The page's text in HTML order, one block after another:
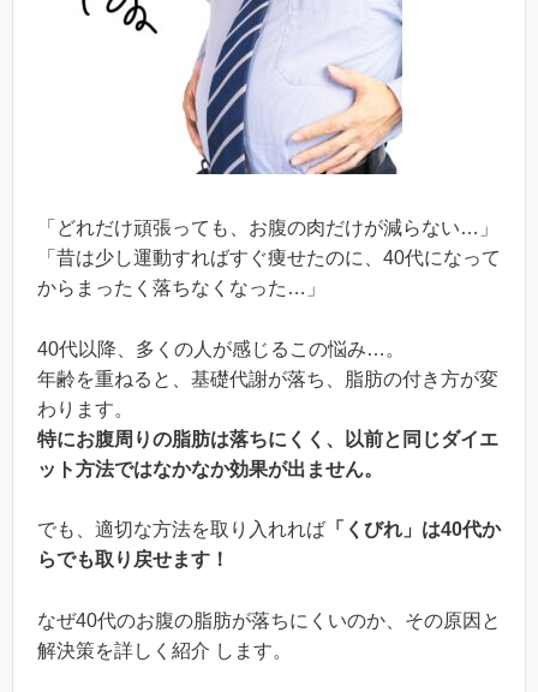
「どれだけ頑張っても、お腹の肉だけが減らない…」
「昔は少し運動すればすぐ痩せたのに、40代になって
からまったく落ちなくなった…」
40代以降、多くの人が感じるこの悩み…。
年齢を重ねると、基礎代謝が落ち、脂肪の付き方が変
わります。
特にお腹周りの脂肪は落ちにくく、以前と同じダイエ
ット方法ではなかなか効果が出ません。
でも、適切な方法を取り入れれば 「くびれ」は40代か
らでも取り戻せます！
なぜ40代のお腹の脂肪が落ちにくいのか、その原因と
解決策を詳しく紹介 します。